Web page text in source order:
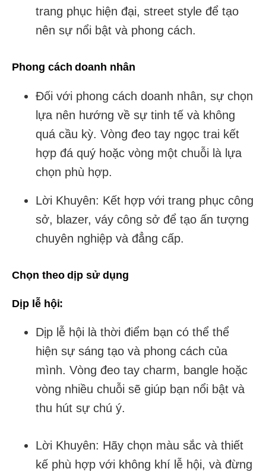
trang phục hiện đại, street style để tạo
nên sự nổi bật và phong cách.
Phong cách doanh nhân
Đối với phong cách doanh nhân, sự chọn
lựa nên hướng về sự tinh tế và không
quá cầu kỳ. Vòng đeo tay ngọc trai kết
hợp đá quý hoặc vòng một chuỗi là lựa
chọn phù hợp.
Lời Khuyên: Kết hợp với trang phục công
sở, blazer, váy công sở để tạo ấn tượng
chuyên nghiệp và đẳng cấp.
Chọn theo dịp sử dụng
Dịp lễ hội:
Dịp lễ hội là thời điểm bạn có thể thể
hiện sự sáng tạo và phong cách của
mình. Vòng đeo tay charm, bangle hoặc
vòng nhiều chuỗi sẽ giúp bạn nổi bật và
thu hút sự chú ý.
Lời Khuyên: Hãy chọn màu sắc và thiết
kế phù hợp với không khí lễ hội, và đừng